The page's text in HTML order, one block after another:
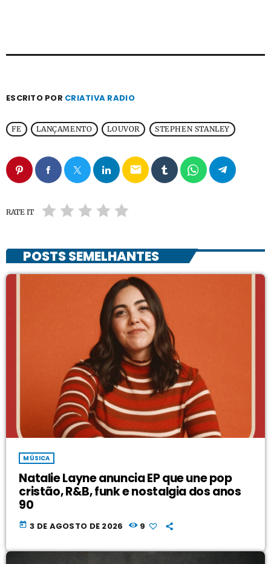
ESCRITO POR CRIATIVA RADIO
FE LANÇAMENTO LOUVOR STEPHEN STANLEY
email
RATE IT
POSTS SEMELHANTES
MÚSICA
Natalie Layne anuncia EP que une pop
cristão, R&B, funk e nostalgia dos anos
90
today 3 DE AGOSTO DE 2026 9